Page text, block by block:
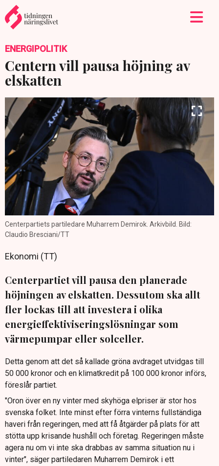
ENERGIPOLITIK
Centern vill pausa höjning av
elskatten
Centerpartiets partiledare Muharrem Demirok. Arkivbild. Bild:
Claudio Bresciani/TT
Ekonomi (TT)
Centerpartiet vill pausa den planerade
höjningen av elskatten. Dessutom ska allt
fler lockas till att investera i olika
energieffektiviseringslösningar som
värmepumpar eller solceller.
Detta genom att det så kallade gröna avdraget utvidgas till
50 000 kronor och en klimatkredit på 100 000 kronor införs,
föreslår partiet.
"Oron över en ny vinter med skyhöga elpriser är stor hos
svenska folket. Inte minst efter förra vinterns fullständiga
haveri från regeringen, med att få åtgärder på plats för att
stötta upp krisande hushåll och företag. Regeringen måste
agera nu om vi inte ska drabbas av samma situation nu i
vinter", säger partiledaren Muharrem Demirok i ett